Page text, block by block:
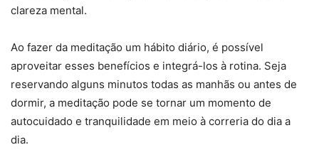
clareza mental.
Ao fazer da meditação um hábito diário, é possível
aproveitar esses benefícios e integrá-los à rotina. Seja
reservando alguns minutos todas as manhãs ou antes de
dormir, a meditação pode se tornar um momento de
autocuidado e tranquilidade em meio à correria do dia a
dia.